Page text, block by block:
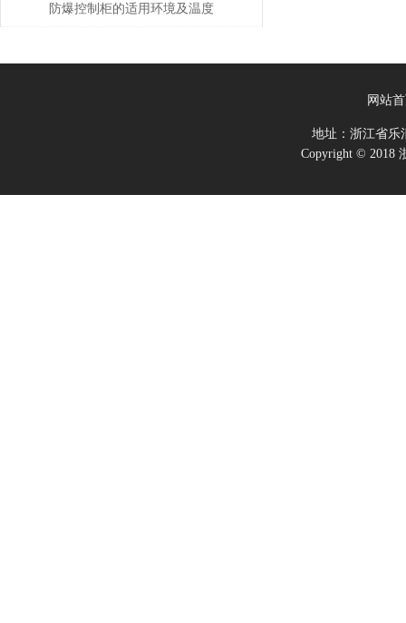
绍
防爆控制柜的适用环境及温度
网站
地址：浙江省
Copyright © 2018